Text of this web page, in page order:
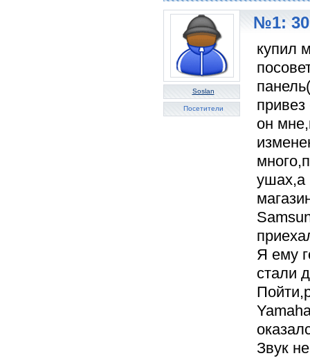
Soslan
Посетители
№1: 30
купил
он
ушах,а
Я ему
стали
Звук